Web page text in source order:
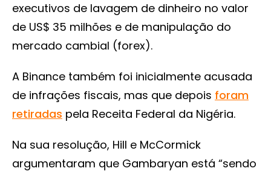
executivos de lavagem de dinheiro no valor
de US$ 35 milhões e de manipulação do
mercado cambial (forex).
A Binance também foi inicialmente acusada
de infrações fiscais, mas que depois foram
retiradas pela Receita Federal da Nigéria.
Na sua resolução, Hill e McCormick
argumentaram que Gambaryan está “sendo